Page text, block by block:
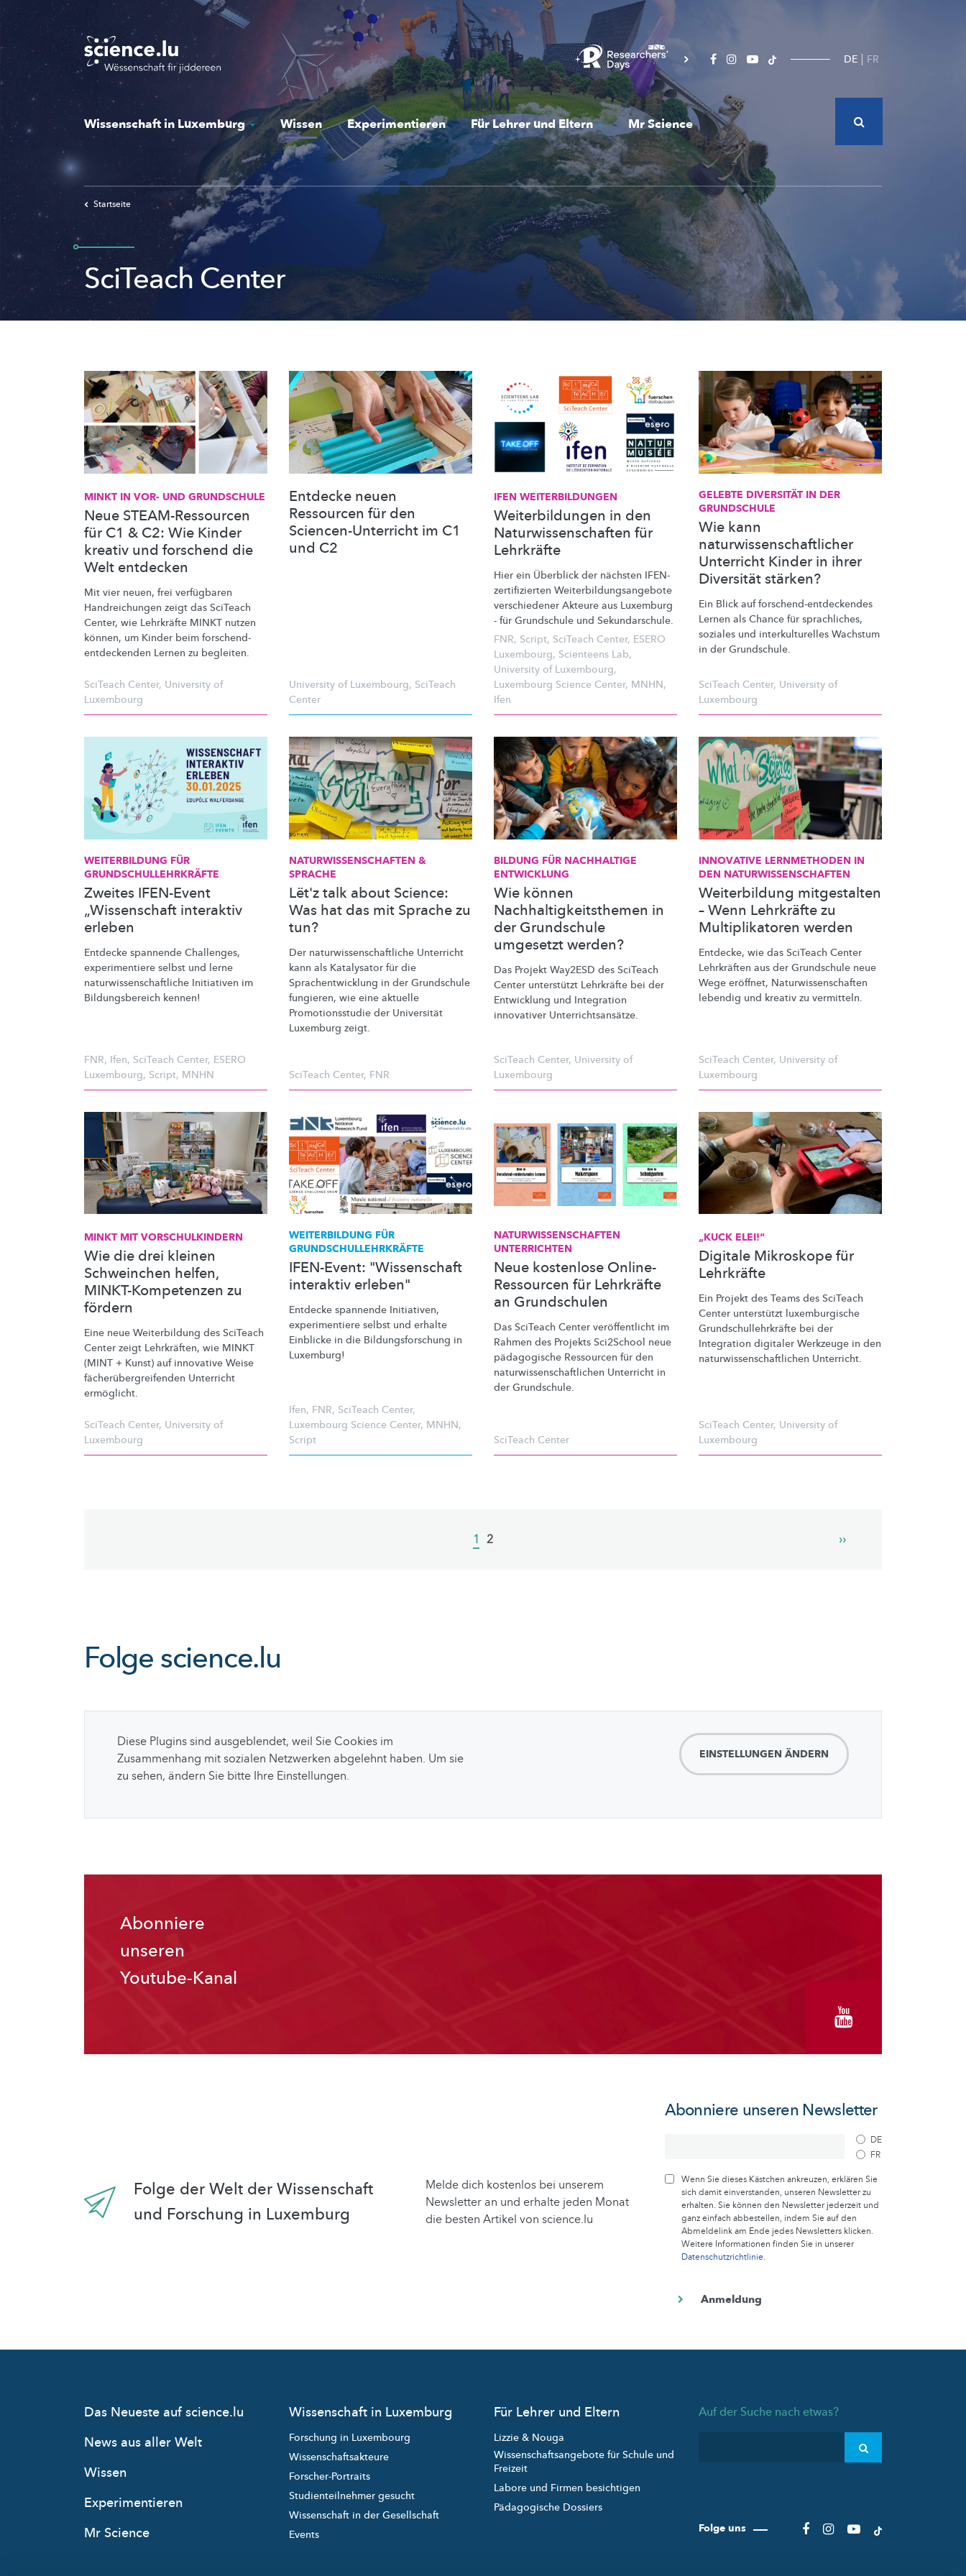
Skip
to
main
content
DE FR
Wissenschaft in Luxemburg Wissen Experimentieren Für Lehrer und Eltern Mr Science
Startseite
SciTeach Center
MINKT IN VOR- UND GRUNDSCHULE
Neue STEAM-Ressourcen
für C1 & C2: Wie Kinder
kreativ und forschend die
Welt entdecken
Mit vier neuen, frei verfügbaren
Handreichungen zeigt das SciTeach
Center, wie Lehrkräfte MINKT nutzen
können, um Kinder beim forschend-
entdeckenden Lernen zu begleiten.
SciTeach Center, University of
Luxembourg
Entdecke neuen
Ressourcen für den
Sciencen-Unterricht im C1
und C2
University of Luxembourg, SciTeach
Center
IFEN WEITERBILDUNGEN
Weiterbildungen in den
Naturwissenschaften für
Lehrkräfte
Hier ein Überblick der nächsten IFEN-
zertifizierten Weiterbildungsangebote
verschiedener Akteure aus Luxemburg
- für Grundschule und Sekundarschule.
FNR, Script, SciTeach Center, ESERO
Luxembourg, Scienteens Lab,
University of Luxembourg,
Luxembourg Science Center, MNHN,
Ifen
GELEBTE DIVERSITÄT IN DER
GRUNDSCHULE
Wie kann
naturwissenschaftlicher
Unterricht Kinder in ihrer
Diversität stärken?
Ein Blick aufforschend-entdeckendes
Lernen als Chance für sprachliches,
soziales und interkulturelles Wachstum
in der Grundschule.
SciTeach Center, University of
Luxembourg
WEITERBILDUNG FÜR
GRUNDSCHULLEHRKRÄFTE
Zweites IFEN-Event
„Wissenschaft interaktiv
erleben
Entdecke spannende Challenges,
experimentiere selbst und lerne
naturwissenschaftliche Initiativen im
Bildungsbereich kennen!
FNR, Ifen, SciTeach Center, ESERO
Luxembourg, Script, MNHN
NATURWISSENSCHAFTEN &
SPRACHE
Lët'z talk about Science:
Was hat das mit Sprache zu
tun?
Der naturwissenschaftliche Unterricht
kann als Katalysator für die
Sprachentwicklung in der Grundschule
fungieren, wie eine aktuelle
Promotionsstudie der Universität
Luxemburg zeigt.
SciTeach Center, FNR
BILDUNG FÜR NACHHALTIGE
ENTWICKLUNG
Wie können
Nachhaltigkeitsthemen in
der Grundschule
umgesetzt werden?
Das Projekt Way2ESD des SciTeach
Center unterstützt Lehrkräfte bei der
Entwicklung und Integration
innovativer Unterrichtsansätze.
SciTeach Center, University of
Luxembourg
INNOVATIVE LERNMETHODEN IN
DEN NATURWISSENSCHAFTEN
Weiterbildung mitgestalten
– Wenn Lehrkräfte zu
Multiplikatoren werden
Entdecke, wie das SciTeach Center
Lehrkräften aus der Grundschule neue
Wege eröffnet, Naturwissenschaften
lebendig und kreativ zu vermitteln.
SciTeach Center, University of
Luxembourg
MINKT MIT VORSCHULKINDERN
Wie die drei kleinen
Schweinchen helfen,
MINKT-Kompetenzen zu
fördern
Eine neue Weiterbildung des SciTeach
Center zeigt Lehrkräften, wie MINKT
(MINT + Kunst) auf innovative Weise
fächerübergreifenden Unterricht
ermöglicht.
SciTeach Center, University of
Luxembourg
WEITERBILDUNG FÜR
GRUNDSCHULLEHRKRÄFTE
IFEN-Event: "Wissenschaft
interaktiv erleben"
Entdecke spannende Initiativen,
experimentiere selbst und erhalte
Einblicke in die Bildungsforschung in
Luxemburg!
Ifen, FNR, SciTeach Center,
Luxembourg Science Center, MNHN,
Script
NATURWISSENSCHAFTEN
UNTERRICHTEN
Neue kostenlose Online-
Ressourcen für Lehrkräfte
an Grundschulen
Das SciTeach Center veröffentlicht im
Rahmen des Projekts Sci2School neue
pädagogische Ressourcen für den
naturwissenschaftlichen Unterricht in
der Grundschule.
SciTeach Center
„KUCK ELEI!“
Digitale Mikroskope für
Lehrkräfte
Ein Projekt des Teams des SciTeach
Center unterstützt luxemburgische
Grundschullehrkräfte bei der
Integration digitaler Werkzeuge in den
naturwissenschaftlichen Unterricht.
SciTeach Center, University of
Luxembourg
Current
1 Page
2
Next
››
Folge science.lu
Diese Plugins sind ausgeblendet, weil Sie Cookies im
Zusammenhang mit sozialen Netzwerken abgelehnt haben. Um sie
zu sehen, ändern Sie bitte Ihre Einstellungen.
EINSTELLUNGEN ÄNDERN
Abonniere
unseren
Youtube-Kanal
Folge der Welt der Wissenschaft
und Forschung in Luxemburg
Melde dich kostenlos bei unserem
Newsletter an und erhalte jeden Monat
die besten Artikel von science.lu
Abonniere unseren Newsletter
DE
FR
Wenn Sie dieses Kästchen ankreuzen, erklären Sie
sich damit einverstanden, unseren Newsletter zu
erhalten. Sie können den Newsletter jederzeit und
ganz einfach abbestellen, indem Sie auf den
Abmeldelink am Ende jedes Newsletters klicken.
Weitere Informationen finden Sie in unserer
Datenschutzrichtlinie.
Das Neueste auf science.lu
News aus aller Welt
Wissen
Experimentieren
Mr Science
Wissenschaft in Luxemburg
Forschung in Luxembourg
Wissenschaftsakteure
Forscher-Portraits
Studienteilnehmer gesucht
Wissenschaft in der Gesellschaft
Events
Für Lehrer und Eltern
Lizzie & Nouga
Wissenschaftsangebote für Schule und
Freizeit
Labore und Firmen besichtigen
Pädagogische Dossiers
Auf der Suche nach etwas?
Folge uns